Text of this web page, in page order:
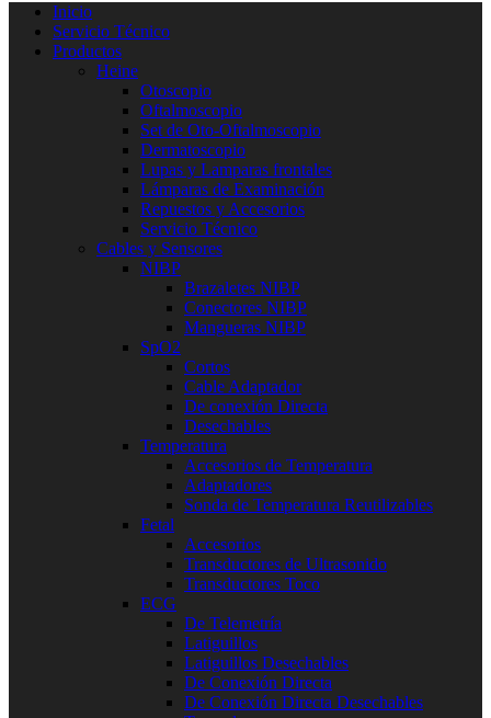
Inicio
Servicio Técnico
Productos
Heine
Otoscopio
Oftalmoscopio
Set de Oto-Oftalmoscopio
Dermatoscopio
Lupas y Lamparas frontales
Lámparas de Examinación
Repuestos y Accesorios
Servicio Técnico
Cables y Sensores
NIBP
Brazaletes NIBP
Conectores NIBP
Mangueras NIBP
SpO2
Cortos
Cable Adaptador
De conexión Directa
Desechables
Temperatura
Accesorios de Temperatura
Adaptadores
Sonda de Temperatura Reutilizables
Fetal
Accesorios
Transductores de Ultrasonido
Transductores Toco
ECG
De Telemetría
Latiguillos
Latiguillos Desechables
De Conexión Directa
De Conexión Directa Desechables